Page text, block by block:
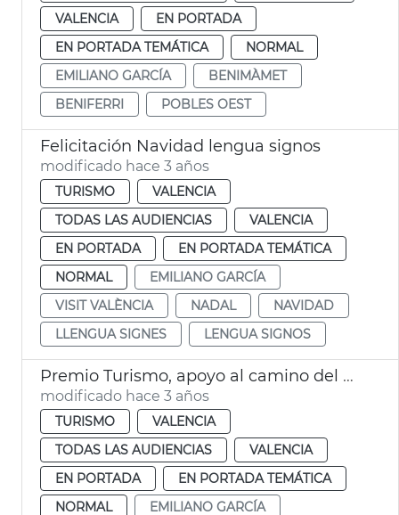
VALENCIA
EN PORTADA
EN PORTADA TEMÁTICA
NORMAL
EMILIANO GARCÍA
BENIMÀMET
BENIFERRI
POBLES OEST
Felicitación Navidad lengua signos
modificado hace 3 años
TURISMO
VALENCIA
TODAS LAS AUDIENCIAS
VALENCIA
EN PORTADA
EN PORTADA TEMÁTICA
NORMAL
EMILIANO GARCÍA
VISIT VALÈNCIA
NADAL
NAVIDAD
LLENGUA SIGNES
LENGUA SIGNOS
Premio Turismo, apoyo al camino del Santo Grial
modificado hace 3 años
TURISMO
VALENCIA
TODAS LAS AUDIENCIAS
VALENCIA
EN PORTADA
EN PORTADA TEMÁTICA
NORMAL
EMILIANO GARCÍA